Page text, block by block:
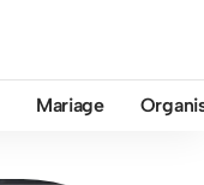
Mariage